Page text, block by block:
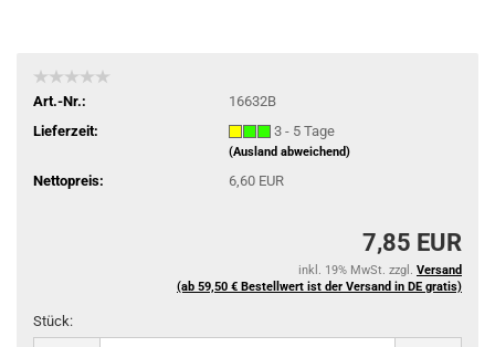
Art.-Nr.:
16632B
Lieferzeit:
3 - 5 Tage
(Ausland abweichend)
Nettopreis: 6,60 EUR
7,85 EUR
inkl. 19% MwSt. zzgl. Versand
(ab 59,50 € Bestellwert ist der Versand in DE gratis)
Stück: